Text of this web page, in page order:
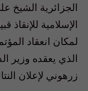
الجزائرية الشيخ
الإسلامية للإنقاذ
لمكان انعقاد
الذي يعقده وزير
زرهوني لإعلان